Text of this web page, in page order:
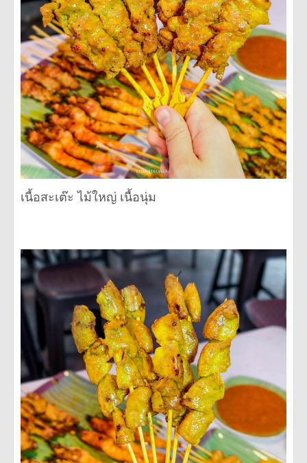
เนื้อสะเต๊ะ ไม้ใหญ่ เนื้อนุ่ม